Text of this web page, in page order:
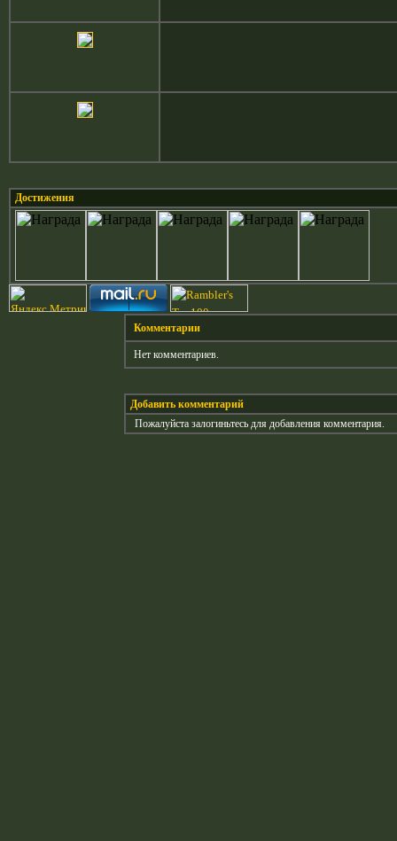
Достижения
Комментарии
Нет комментариев.
Добавить комментарий
Пожалуйста залогиньтесь для добавления комментария.